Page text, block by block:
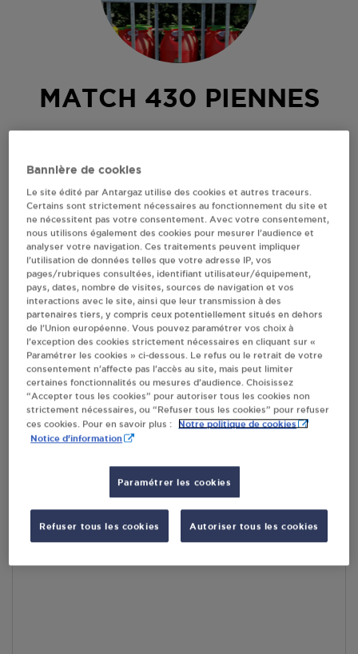
MATCH 430 PIENNES
54490
Revendeur de bouteilles de gaz
S'Y RENDRE
AFFICHER LE TÉLÉPHONE
RECEVOIR LES COORDONNÉES DU REVENDEUR
En cliquant sur « S’y rendre », j’autorise le traitement
d’informations (dont mon adresse IP) et leur transfert hors UE
par Google Maps afin d’afficher la carte.
En savoir plus
Accès
Bannière de cookies
Le site édité par Antargaz utilise des cookies et autres traceurs.
Certains sont strictement nécessaires au fonctionnement du site et
ne nécessitent pas votre consentement. Avec votre consentement,
nous utilisons également des cookies pour mesurer l’audience et
analyser votre navigation. Ces traitements peuvent impliquer
l’utilisation de données telles que votre adresse IP, vos
pages/rubriques consultées, identifiant utilisateur/équipement,
pays, dates, nombre de visites, sources de navigation et vos
interactions avec le site, ainsi que leur transmission à des
partenaires tiers, y compris ceux potentiellement situés en dehors
de l’Union européenne. Vous pouvez paramétrer vos choix à
l’exception des cookies strictement nécessaires en cliquant sur «
Paramétrer les cookies » ci-dessous. Le refus ou le retrait de votre
consentement n’affecte pas l’accès au site, mais peut limiter
certaines fonctionnalités ou mesures d’audience. Choisissez
“Accepter tous les cookies” pour autoriser tous les cookies non
strictement nécessaires, ou “Refuser tous les cookies” pour refuser
ces cookies. Pour en savoir plus :
Notre politique de cookies
Notice d'information
Paramétrer les cookies
Refuser tous les cookies Autoriser tous les cookies